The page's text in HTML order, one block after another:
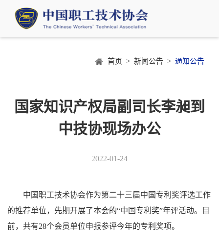
首页 > 新闻公告 > 通知公告
国家知识产权局副司长李昶到
中技协现场办公
2022-01-24
中国职工技术协会作为第二十三届中国专利奖评选工作
的推荐单位，先期开展了本会的“中国专利奖”年评活动。目
前，共有28个会员单位申报参评今年的专利奖项。